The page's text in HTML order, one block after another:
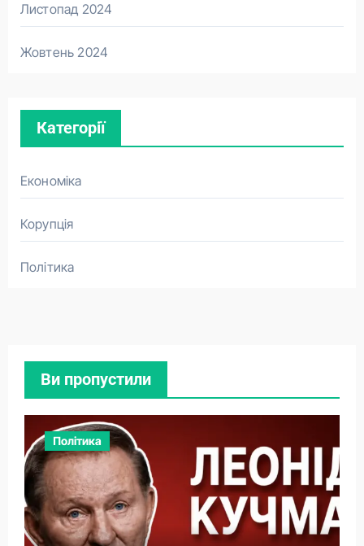
Листопад 2024
Жовтень 2024
Категорії
Економіка
Корупція
Політика
Ви пропустили
Політика